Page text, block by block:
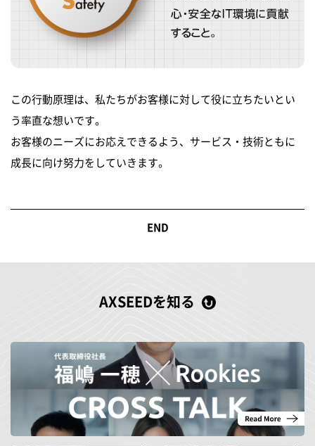
この行動原理は、私たちがお客様に対して役に立ちたいとい
う率直な想いです。
お客様のニーズにお応えできるよう、サービス・技術ともに
成長に向け努力をしていきます。
AXSEEDを知る